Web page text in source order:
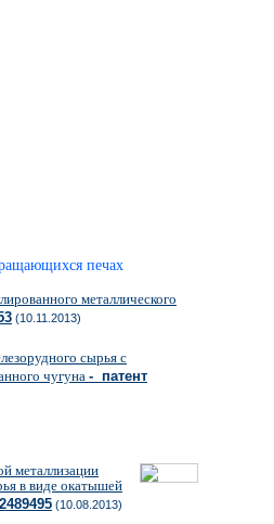
печах
металлического
(10.11.2013)
сырья с
чугуна- патент
металлизации
в виде окатышей
(10.08.2013)